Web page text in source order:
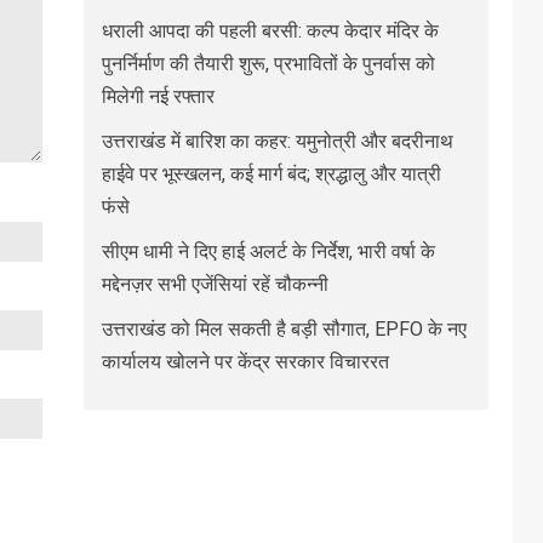
धराली आपदा की पहली बरसी: कल्प केदार मंदिर के
पुनर्निर्माण की तैयारी शुरू, प्रभावितों के पुनर्वास को
मिलेगी नई रफ्तार
उत्तराखंड में बारिश का कहर: यमुनोत्री और बदरीनाथ
हाईवे पर भूस्खलन, कई मार्ग बंद; श्रद्धालु और यात्री
फंसे
सीएम धामी ने दिए हाई अलर्ट के निर्देश, भारी वर्षा के
मद्देनज़र सभी एजेंसियां रहें चौकन्नी
उत्तराखंड को मिल सकती है बड़ी सौगात, EPFO के नए
कार्यालय खोलने पर केंद्र सरकार विचाररत